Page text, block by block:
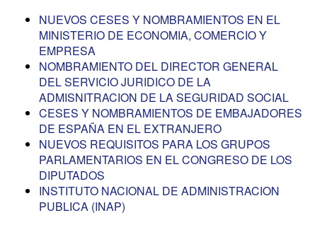
NUEVOS CESES Y NOMBRAMIENTOS EN EL
MINISTERIO DE ECONOMIA, COMERCIO Y
EMPRESA
NOMBRAMIENTO DEL DIRECTOR GENERAL
DEL SERVICIO JURIDICO DE LA
ADMISNITRACION DE LA SEGURIDAD SOCIAL
CESES Y NOMBRAMIENTOS DE EMBAJADORES
DE ESPAÑA EN EL EXTRANJERO
NUEVOS REQUISITOS PARA LOS GRUPOS
PARLAMENTARIOS EN EL CONGRESO DE LOS
DIPUTADOS
INSTITUTO NACIONAL DE ADMINISTRACION
PUBLICA (INAP)